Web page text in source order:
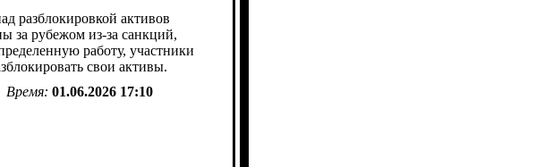
разблокировкой активов
за рубежом из-за санкций,
работу, участники
свои активы.
Время: 01.06.2026 17:10